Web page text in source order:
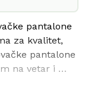
pantalone
za kvalitet,
pantalone
na vetar i